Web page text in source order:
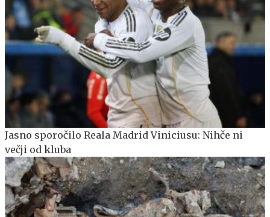
Jasno sporočilo Reala Madrid Viniciusu: Nihče ni
večji od kluba